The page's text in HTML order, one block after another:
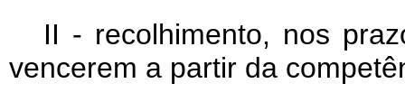
II - recolhimento, nos
vencerem a partir da